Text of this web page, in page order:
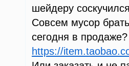
шейдеру
Совсем мусор
сегодня в продаже?
https://